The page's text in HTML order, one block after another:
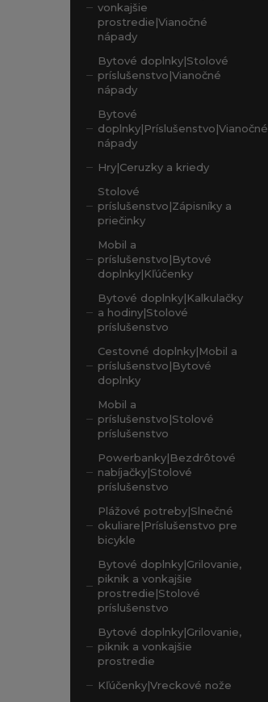
vonkajšie
prostredie|Vianočné
nápady
Bytové doplnky|Stolové
príslušenstvo|Vianočné
nápady
Bytové
doplnky|Príslušenstvo|Vianočné
nápady
Hry|Ceruzky a kriedy
Stolové
príslušenstvo|Zápisníky a
priečinky
Mobil a
príslušenstvo|Bytové
doplnky|Kľúčenky
Bytové doplnky|Kalkulačky
a hodiny|Stolové
príslušenstvo
Cestovné doplnky|Mobil a
príslušenstvo|Bytové
doplnky
Mobil a
príslušenstvo|Stolové
príslušenstvo
Powerbanky|Bezdrôtové
nabíjačky|Stolové
príslušenstvo
Plážové potreby|Slnečné
okuliare|Príslušenstvo pre
bicykle
Bytové doplnky|Grilovanie,
piknik a vonkajšie
prostredie|Stolové
príslušenstvo
Bytové doplnky|Grilovanie,
piknik a vonkajšie
prostredie
Kľúčenky|Vreckové nože